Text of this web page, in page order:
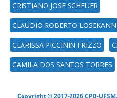
CRISTIANO JOSE SCHEUER
CLAUDIO ROBERTO LOSEKANN
CLARISSA PICCININ FRIZZO
CAMILA DOS SANTOS TORRES
Copyright © 2017-2026 CPD-